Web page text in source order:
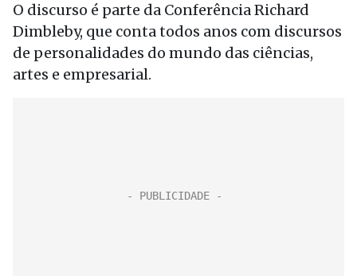
O discurso é parte da Conferência Richard
Dimbleby, que conta todos anos com discursos
de personalidades do mundo das ciências,
artes e empresarial.